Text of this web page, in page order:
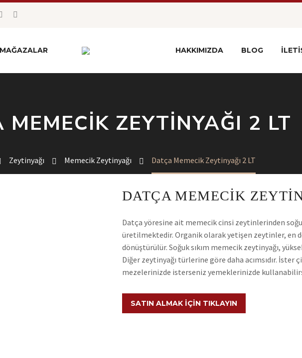
MAĞAZALAR HAKKIMIZDA BLOG
MEMECIK ZEYTINYAĞI 2 LT
Zeytinyağı Memecik Zeytinyağı Datça Memecik Zeytinyağı 2 LT
DATÇA MEMECIK
Datça yöresine ait memecik cinsi zeytinlerinden
üretilmektedir. Organik olarak yetişen zeytinler, en
dönüştürülür. Soğuk sıkım memecik zeytinyağı,
Diğer zeytinyağı türlerine göre daha acımsıdır. İster
mezelerinizde isterseniz yemeklerinizde
SATIN ALMAK İÇIN TIKLAYIN